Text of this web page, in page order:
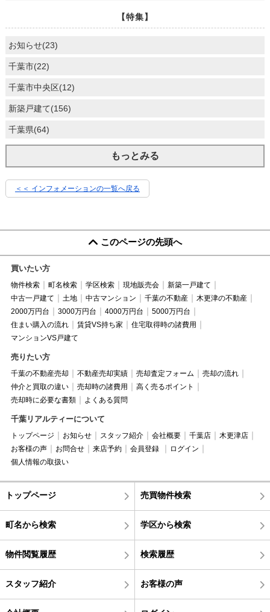
【特集】
お知らせ(23)
千葉市(22)
千葉市中央区(12)
新築戸建て(156)
千葉県(64)
もっとみる
＜＜ インフォメーションの一覧へ戻る
このページの先頭へ
買いたい方
物件検索 町名検索 学区検索 現地販売会
新築一戸建て
中古一戸建て
土地 中古マンション 千葉の不動産
木更津の不動産
2000万円台
3000万円台 4000万円台
5000万円台
住まい購入の流れ
賃貸VS持ち家
住宅取得時の諸費用
マンションVS戸建て
売りたい方
千葉の不動産売却 不動産売却実績 売却査定フォーム
売却の流れ
仲介と買取の違い
売却時の諸費用
高く売るポイント
売却時に必要な書類
よくある質問
千葉リアルティーについて
トップページ お知らせ スタッフ紹介 会社概要 千葉店
木更津店
お客様の声
お問合せ 来店予約 会員登録
ログイン
個人情報の取扱い
トップページ 売買物件検索
町名から検索 学区から検索
物件閲覧履歴 検索履歴
スタッフ紹介 お客様の声